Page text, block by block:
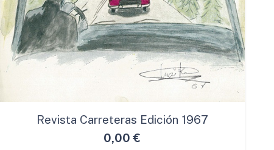
Revista Carreteras Edición 1967
0,00€